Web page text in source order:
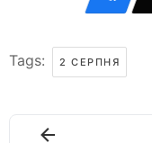
Tags: 2 СЕРПНЯ